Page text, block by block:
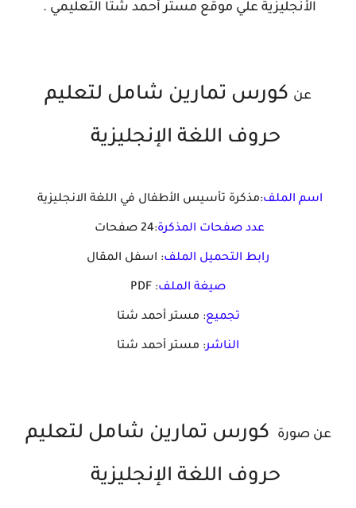
الأنجليزية علي موقع مستر أحمد شتا التعليمي .
عن كورس تمارين شامل لتعليم
حروف اللغة الإنجليزية
اسم الملف:مذكرة تأسيس الأطفال في اللغة الانجليزية
عدد صفحات المذكرة:24 صفحات
رابط التحميل الملف: اسفل المقال
صيغة الملف: PDF
تجميع: مستر أحمد شتا
الناشر: مستر أحمد شتا
عن صورة
كورس تمارين شامل لتعليم
حروف اللغة الإنجليزية